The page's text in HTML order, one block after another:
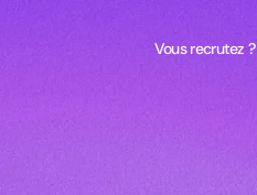
Vous recrutez ?
Vous recrutez ?